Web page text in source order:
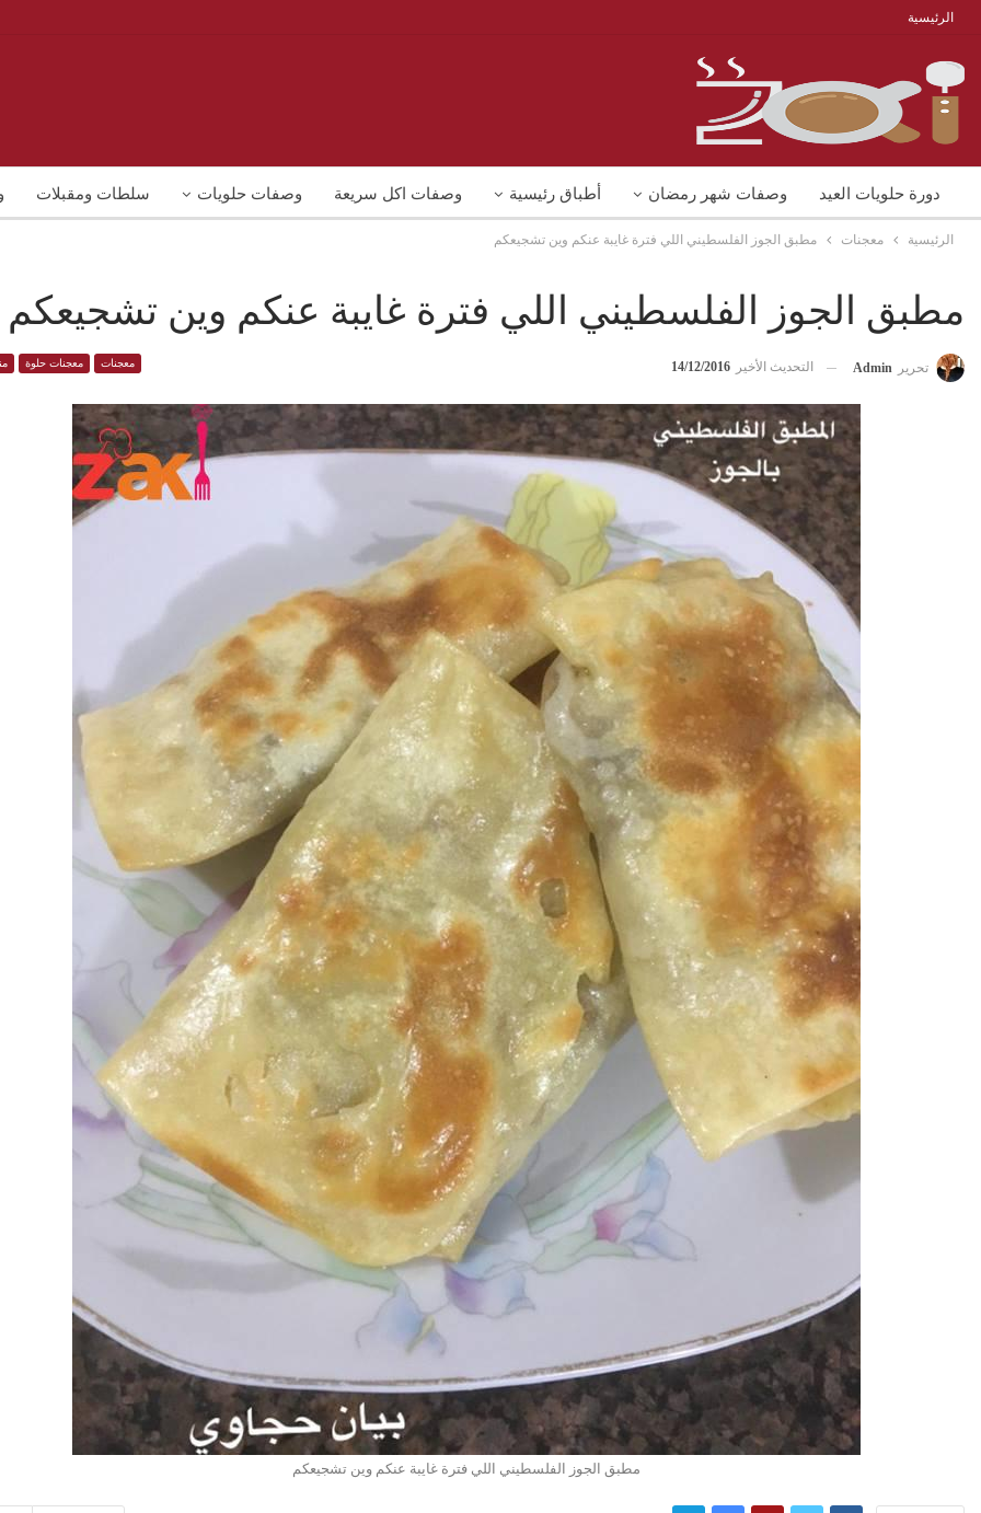
الرئيسية
دورة حلويات العيد وصفات شهر رمضان أطباق رئيسية وصفات اكل سريعة وصفات حلويات سلطات ومقبلات
منوعات شوربات وصفات اكل دايت الرئيسية معجنات مطبق الجوز الفلسطيني اللي فترة غايبة عنكم وين تشجيعكم
مطبق الجوز الفلسطيني اللي فترة غايبة عنكم وين تشجيعكم
معجنات معجنات حلوة تحرير Admin التحديث الأخير 14/12/2016
مطبق الجوز الفلسطيني اللي فترة غايبة عنكم وين تشجيعكم